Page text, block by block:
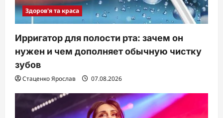
Здоров'я та краса
Ирригатор для полости рта: зачем он
нужен и чем дополняет обычную чистку
зубов
Стаценко Ярослав 07.08.2026